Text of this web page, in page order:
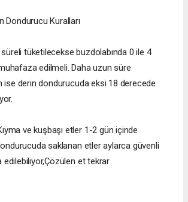
Dondurucu Kuralları
süreli tüketilecekse buzdolabında 0 ile 4
edilmeli. Daha uzun süre
ise derin dondurucuda eksi 18 derecede
ve kuşbaşı etler 1-2 gün içinde
saklanan etler aylarca güvenli
et tekrar